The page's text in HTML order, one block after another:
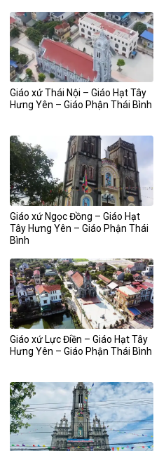
Giáo xứ Thái Nội – Giáo Hạt Tây
Hưng Yên – Giáo Phận Thái Bình
Giáo xứ Ngọc Đồng – Giáo Hạt
Tây Hưng Yên – Giáo Phận Thái
Bình
Giáo xứ Lực Điền – Giáo Hạt Tây
Hưng Yên – Giáo Phận Thái Bình